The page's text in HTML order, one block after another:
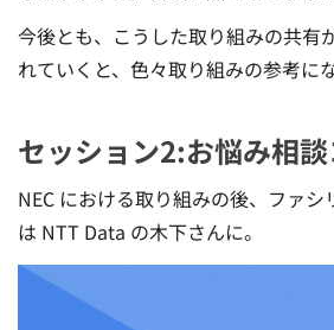
今後とも、こうした取り組みの共有
れていくと、色々取り組みの参考に
セッション2:お悩み相
NEC における取り組みの後、ファシ
は NTT Data の木下さんに。